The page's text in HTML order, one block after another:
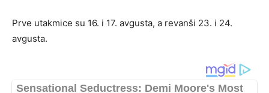
Prve utakmice su 16. i 17. avgusta, a revanši 23. i 24.
avgusta.